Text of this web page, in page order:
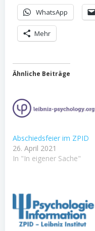
WhatsApp
Mehr
Ähnliche Beiträge
Abschiedsfeier im ZPID
26. April 2021
In "In eigener Sache"